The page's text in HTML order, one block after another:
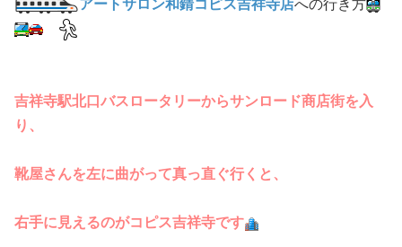
アートサロン和錆コピス吉祥寺店への行き方
吉祥寺駅北口バスロータリーからサンロード商店街を入
り、
靴屋さんを左に曲がって真っ直ぐ行くと、
右手に見えるのがコピス吉祥寺です